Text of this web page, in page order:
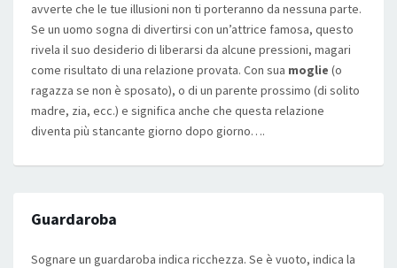
avverte che le tue illusioni non ti porteranno da nessuna parte.
Se un uomo sogna di divertirsi con un’attrice famosa, questo
rivela il suo desiderio di liberarsi da alcune pressioni, magari
come risultato di una relazione provata. Con sua moglie (o
ragazza se non è sposato), o di un parente prossimo (di solito
madre, zia, ecc.) e significa anche che questa relazione
diventa più stancante giorno dopo giorno….
Guardaroba
Sognare un guardaroba indica ricchezza. Se è vuoto, indica la